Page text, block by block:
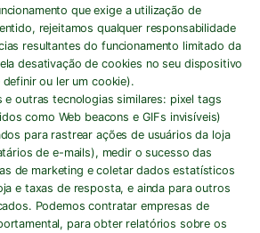
que exige a utilização de
rejeitamos qualquer responsabilidade
resultantes do funcionamento limitado da
desativação de cookies no seu dispositivo
definir ou ler um cookie).
e outras tecnologias similares: pixel tags
como Web beacons e GIFs invisíveis)
para rastrear ações de usuários da loja
de e-mails), medir o sucesso das
de marketing e coletar dados estatísticos
e taxas de resposta, e ainda para outros
Podemos contratar empresas de
para obter relatórios sobre os